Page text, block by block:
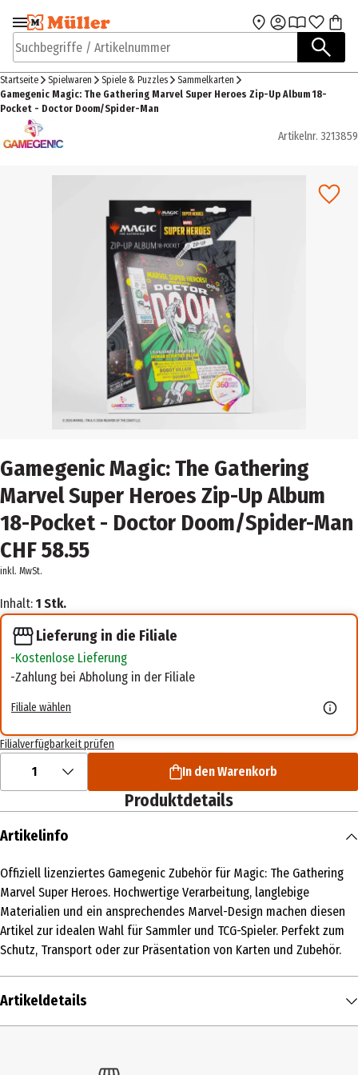
Zur Navigation
springen
Zum Hauptinhalt
Suchbegriffe / Artikelnummer
Startseite Spielwaren Spiele & Puzzles
Sammelkarten
Gamegenic Magic: The Gathering Marvel Super Heroes Zip-Up Album 18-
Pocket - Doctor Doom/Spider-Man
Artikelnr. 3213859
Gamegenic Magic: The Gathering
Marvel Super Heroes Zip-Up Album
18-Pocket - Doctor Doom/Spider-Man
CHF 58.55
inkl. MwSt.
Inhalt: 1 Stk.
Lieferung in die Filiale
Kostenlose Lieferung
Zahlung bei Abholung in der Filiale
Filiale wählen
Filialverfügbarkeit prüfen
1 In den Warenkorb
Produktdetails
Artikelinfo
Offiziell lizenziertes Gamegenic Zubehör für Magic: The Gathering
Marvel Super Heroes. Hochwertige Verarbeitung, langlebige
Materialien und ein ansprechendes Marvel-Design machen diesen
Artikel zur idealen Wahl für Sammler und TCG-Spieler. Perfekt zum
Schutz, Transport oder zur Präsentation von Karten und Zubehör.
Artikeldetails